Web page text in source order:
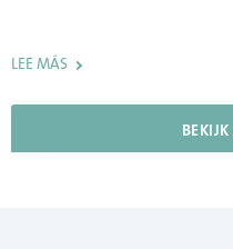
LEE MÁS
LEE MÁS
LEE MÁS
LEE MÁS